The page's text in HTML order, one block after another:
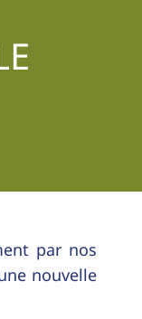
par nos
nouvelle